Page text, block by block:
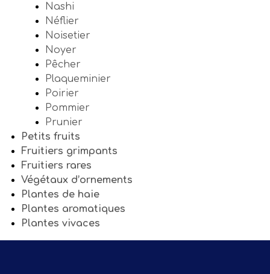
Nashi
Néflier
Noisetier
Noyer
Pêcher
Plaqueminier
Poirier
Pommier
Prunier
Petits fruits
Fruitiers grimpants
Fruitiers rares
Végétaux d’ornements
Plantes de haie
Plantes aromatiques
Plantes vivaces